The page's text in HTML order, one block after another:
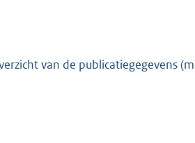
van de publicatiegegevens